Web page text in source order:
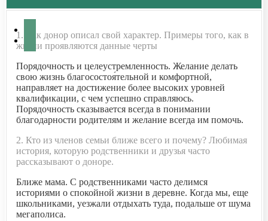
1. Как донор описал свой характер. Примеры того, как в
жизни проявляются данные черты
Порядочность и целеустремленность. Желание делать
свою жизнь благосостоя́тельной и комфортной,
направляет на достижение более высоких уровней
квалификации, с чем успешно справляюсь.
Порядочность сказывается всегда в понимании
благодарности родителям и желание всегда им помочь.
2. Кто из членов семьи ближе всего и почему? Любимая
история, которую родственники и друзья часто
рассказывают о доноре.
Ближе мама. С родственниками часто делимся
историями о спокойной жизни в деревне. Когда мы, еще
школьниками, уезжали отдыхать туда, подальше от шума
мегаполиса.